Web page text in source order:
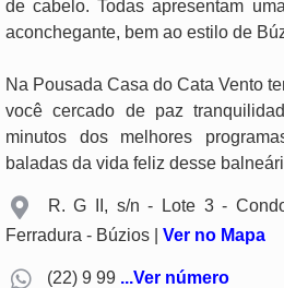
de cabelo. Todas apresentam
aconchegante, bem ao estilo de
Na Pousada Casa do Cata Vento
você cercado de paz
minutos dos melhores
baladas da vida feliz desse
R. G II, s/n - Lote 3 -
Ferradura - Búzios | Ver no Mapa
(22) 9 99 ...Ver número